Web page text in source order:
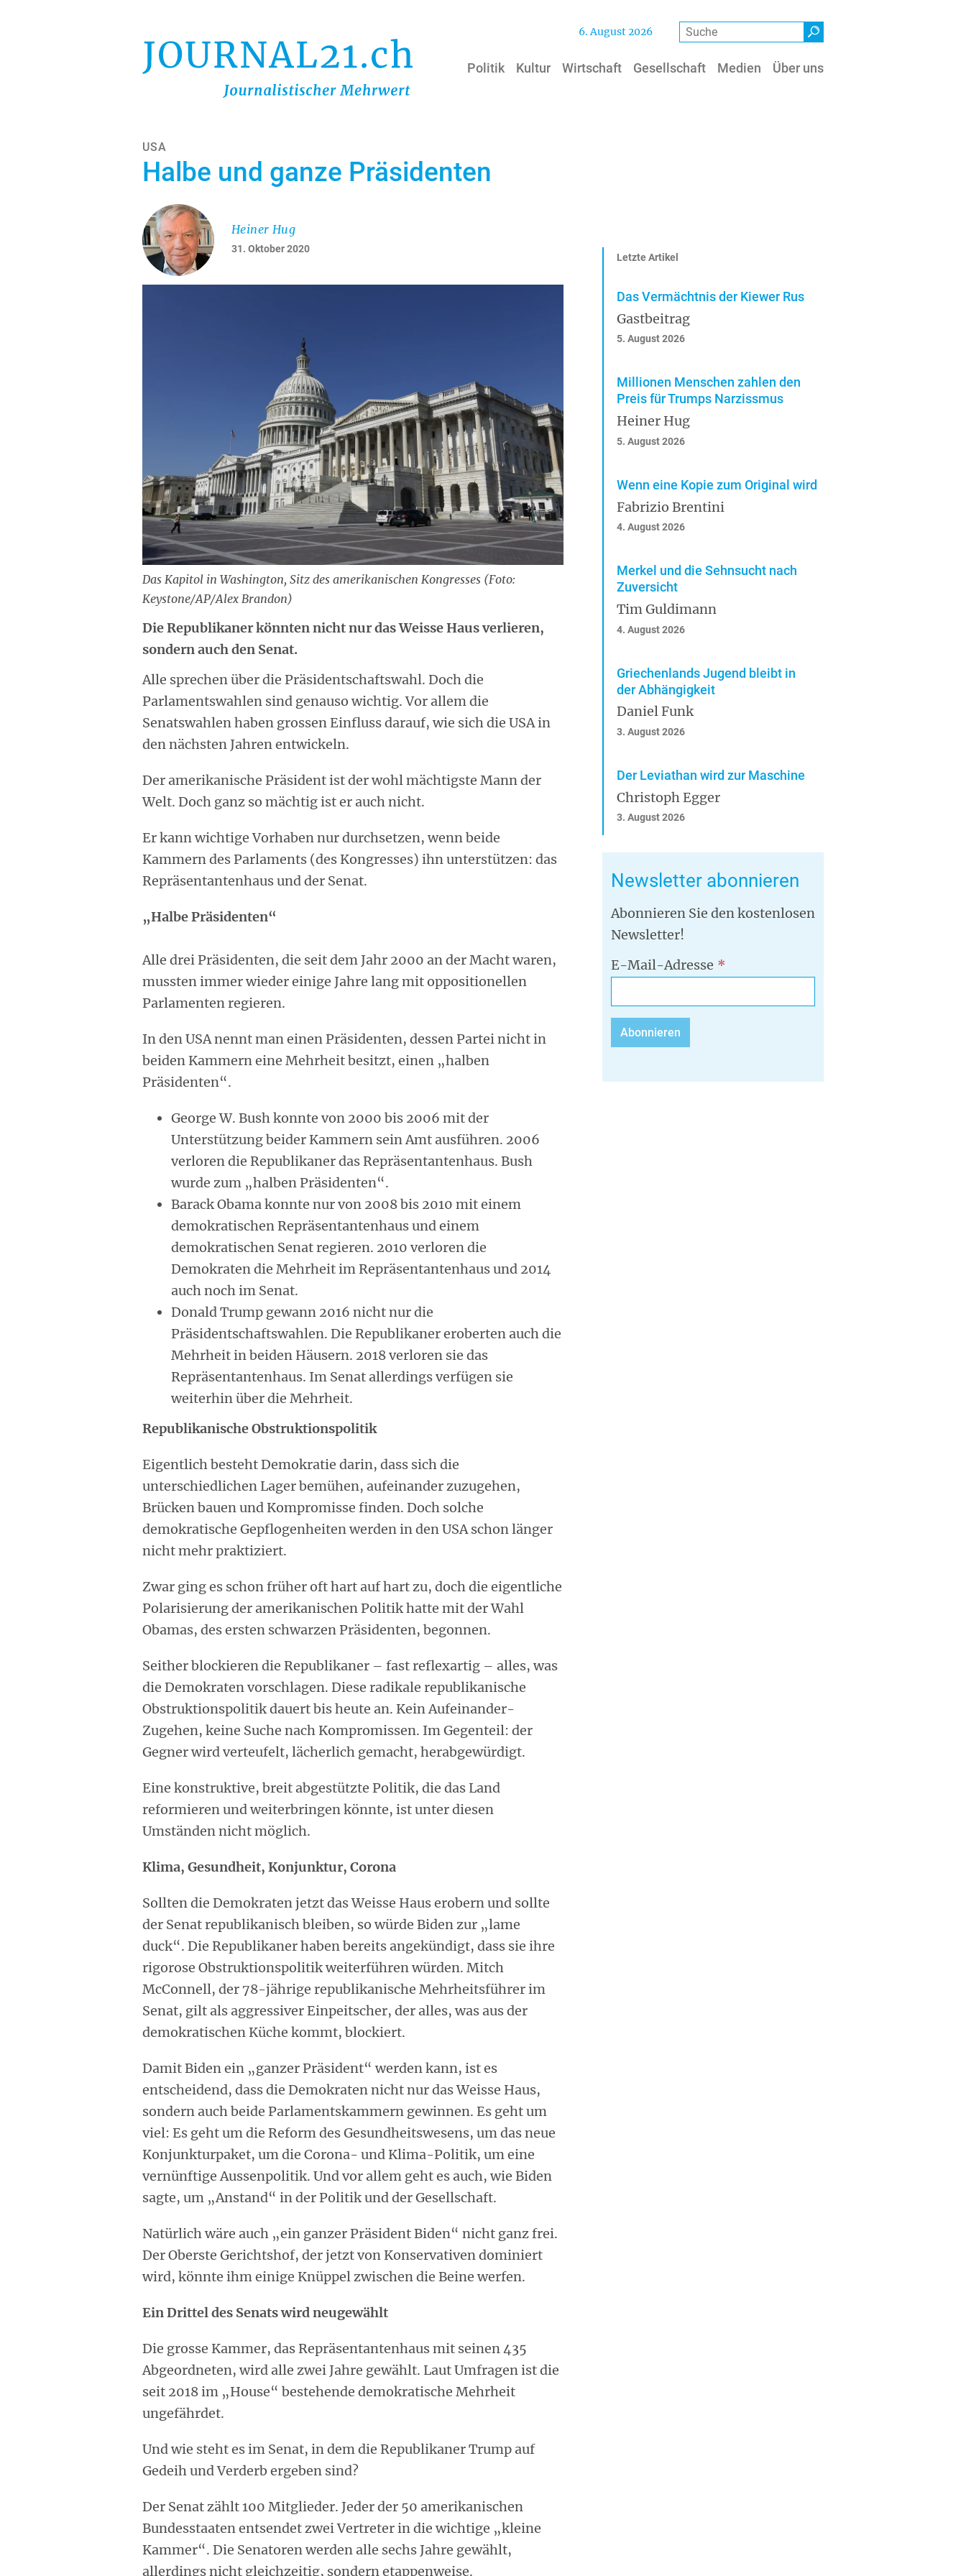
6. August 2026 Suche
Politik Kultur Wirtschaft Gesellschaft Medien Über uns
USA
Halbe und ganze Präsidenten
31. Oktober 2020
Heiner Hug
Das Kapitol in Washington, Sitz des amerikanischen Kongresses (Foto:
Keystone/AP/Alex Brandon)
Die Republikaner könnten nicht nur das Weisse Haus verlieren,
sondern auch den Senat.
Alle sprechen über die Präsidentschaftswahl. Doch die
Parlamentswahlen sind genauso wichtig. Vor allem die
Senatswahlen haben grossen Einfluss darauf, wie sich die USA in
den nächsten Jahren entwickeln.
Der amerikanische Präsident ist der wohl mächtigste Mann der
Welt. Doch ganz so mächtig ist er auch nicht.
Er kann wichtige Vorhaben nur durchsetzen, wenn beide
Kammern des Parlaments (des Kongresses) ihn unterstützen: das
Repräsentantenhaus und der Senat.
„Halbe Präsidenten“
Alle drei Präsidenten, die seit dem Jahr 2000 an der Macht waren,
mussten immer wieder einige Jahre lang mit oppositionellen
Parlamenten regieren.
In den USA nennt man einen Präsidenten, dessen Partei nicht in
beiden Kammern eine Mehrheit besitzt, einen „halben
Präsidenten“.
George W. Bush konnte von 2000 bis 2006 mit der
Unterstützung beider Kammern sein Amt ausführen. 2006
verloren die Republikaner das Repräsentantenhaus. Bush
wurde zum „halben Präsidenten“.
Barack Obama konnte nur von 2008 bis 2010 mit einem
demokratischen Repräsentantenhaus und einem
demokratischen Senat regieren. 2010 verloren die
Demokraten die Mehrheit im Repräsentantenhaus und 2014
auch noch im Senat.
Donald Trump gewann 2016 nicht nur die
Präsidentschaftswahlen. Die Republikaner eroberten auch die
Mehrheit in beiden Häusern. 2018 verloren sie das
Repräsentantenhaus. Im Senat allerdings verfügen sie
weiterhin über die Mehrheit.
Republikanische Obstruktionspolitik
Eigentlich besteht Demokratie darin, dass sich die
unterschiedlichen Lager bemühen, aufeinander zuzugehen,
Brücken bauen und Kompromisse finden. Doch solche
demokratische Gepflogenheiten werden in den USA schon länger
nicht mehr praktiziert.
Zwar ging es schon früher oft hart auf hart zu, doch die eigentliche
Polarisierung der amerikanischen Politik hatte mit der Wahl
Obamas, des ersten schwarzen Präsidenten, begonnen.
Seither blockieren die Republikaner – fast reflexartig – alles, was
die Demokraten vorschlagen. Diese radikale republikanische
Obstruktionspolitik dauert bis heute an. Kein Aufeinander-
Zugehen, keine Suche nach Kompromissen. Im Gegenteil: der
Gegner wird verteufelt, lächerlich gemacht, herabgewürdigt.
Eine konstruktive, breit abgestützte Politik, die das Land
reformieren und weiterbringen könnte, ist unter diesen
Umständen nicht möglich.
Klima, Gesundheit, Konjunktur, Corona
Sollten die Demokraten jetzt das Weisse Haus erobern und sollte
der Senat republikanisch bleiben, so würde Biden zur „lame
duck“. Die Republikaner haben bereits angekündigt, dass sie ihre
rigorose Obstruktionspolitik weiterführen würden. Mitch
McConnell, der 78-jährige republikanische Mehrheitsführer im
Senat, gilt als aggressiver Einpeitscher, der alles, was aus der
demokratischen Küche kommt, blockiert.
Damit Biden ein „ganzer Präsident“ werden kann, ist es
entscheidend, dass die Demokraten nicht nur das Weisse Haus,
sondern auch beide Parlamentskammern gewinnen. Es geht um
viel: Es geht um die Reform des Gesundheitswesens, um das neue
Konjunkturpaket, um die Corona- und Klima-Politik, um eine
vernünftige Aussenpolitik. Und vor allem geht es auch, wie Biden
sagte, um „Anstand“ in der Politik und der Gesellschaft.
Natürlich wäre auch „ein ganzer Präsident Biden“ nicht ganz frei.
Der Oberste Gerichtshof, der jetzt von Konservativen dominiert
wird, könnte ihm einige Knüppel zwischen die Beine werfen.
Ein Drittel des Senats wird neugewählt
Die grosse Kammer, das Repräsentantenhaus mit seinen 435
Abgeordneten, wird alle zwei Jahre gewählt. Laut Umfragen ist die
seit 2018 im „House“ bestehende demokratische Mehrheit
ungefährdet.
Und wie steht es im Senat, in dem die Republikaner Trump auf
Gedeih und Verderb ergeben sind?
Der Senat zählt 100 Mitglieder. Jeder der 50 amerikanischen
Bundesstaaten entsendet zwei Vertreter in die wichtige „kleine
Kammer“. Die Senatoren werden alle sechs Jahre gewählt,
allerdings nicht gleichzeitig, sondern etappenweise.
Letzte Artikel
Das Vermächtnis der Kiewer Rus
Gastbeitrag
5. August 2026
Millionen Menschen zahlen den
Preis für Trumps Narzissmus
Heiner Hug
5. August 2026
Wenn eine Kopie zum Original wird
Fabrizio Brentini
4. August 2026
Merkel und die Sehnsucht nach
Zuversicht
Tim Guldimann
4. August 2026
Griechenlands Jugend bleibt in
der Abhängigkeit
Daniel Funk
3. August 2026
Der Leviathan wird zur Maschine
Christoph Egger
3. August 2026
Newsletter abonnieren
Abonnieren Sie den kostenlosen
Newsletter!
E-Mail-Adresse